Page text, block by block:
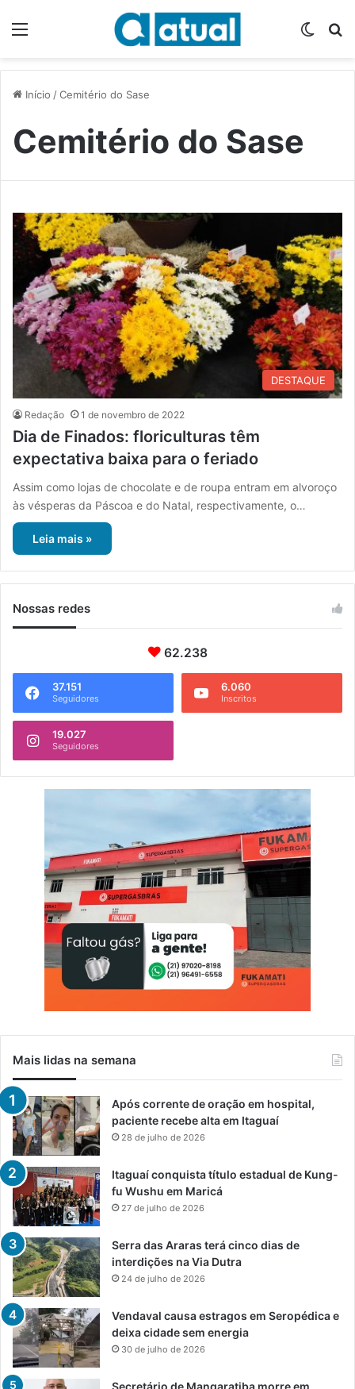
Início /Cemitério do Sase
Cemitério do Sase
DESTAQUE
Redação 1 de novembro de 2022
Dia de Finados: floriculturas têm
expectativa baixa para o feriado
Assim como lojas de chocolate e de roupa entram em alvoroço
às vésperas da Páscoa e do Natal, respectivamente, o…
Leia mais »
Nossas redes
62.238
37.151
Seguidores
6.060
Inscritos
19.027
Seguidores
Mais lidas na semana
Após corrente de oração em hospital,
paciente recebe alta em Itaguaí
28 de julho de 2026
Itaguaí conquista título estadual de Kung-
fu Wushu em Maricá
27 de julho de 2026
Serra das Araras terá cinco dias de
interdições na Via Dutra
24 de julho de 2026
Vendaval causa estragos em Seropédica e
deixa cidade sem energia
30 de julho de 2026